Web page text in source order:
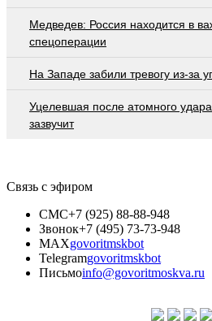
Медведев: Россия находится в
спецоперации
На Западе забили тревогу из-за
Уцелевшая после атомного удара
зазвучит
Связь с эфиром
СМС+7 (925) 88-88-948
Звонок+7 (495) 73-73-948
MAXgovoritmskbot
Telegramgovoritmskbot
Письмоinfo@govoritmoskva.ru